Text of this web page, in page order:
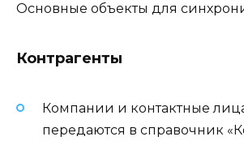
Основные объекты для
Контрагенты
Компании и контактные
передаются в справочник